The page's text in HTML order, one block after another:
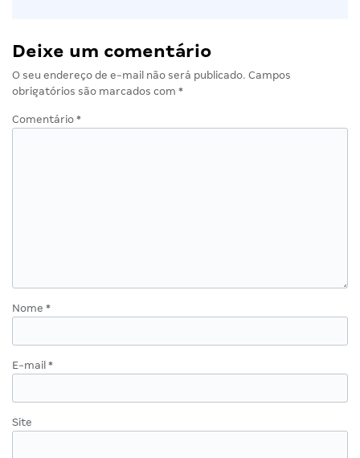
Deixe um comentário
O seu endereço de e-mail não será publicado. Campos
obrigatórios são marcados com *
Comentário *
Nome *
E-mail *
Site